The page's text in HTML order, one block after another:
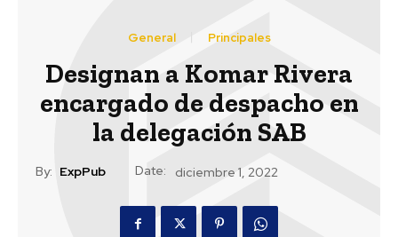
General Principales
Designan a Komar Rivera
encargado de despacho en
la delegación SAB
By: ExpPub Date: diciembre 1, 2022